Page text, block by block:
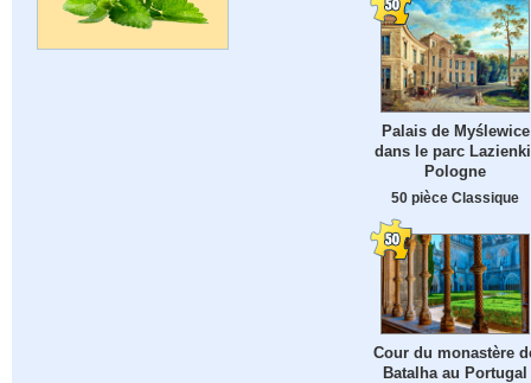
Palais de Myślewice
dans le parc
Pologne
50 pièce Classique
Cour du monastère
Batalha au Portugal